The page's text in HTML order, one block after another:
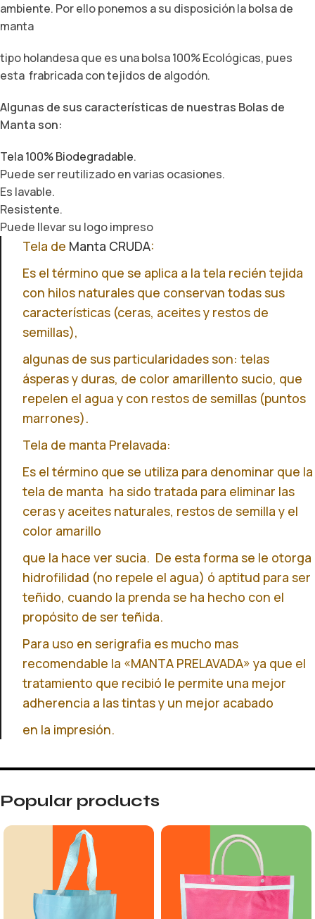
ambiente. Por ello ponemos a su disposición la bolsa de
manta
tipo holandesa que es una bolsa 100% Ecológicas, pues
esta frabricada con tejidos de algodón.
Algunas de sus características de nuestras Bolas de
Manta son:
Tela 100% Biodegradable.
Puede ser reutilizado en varias ocasiones.
Es lavable.
Resistente.
Puede llevar su logo impreso
Tela de Manta CRUDA:
Es el término que se aplica a la tela recién tejida
con hilos naturales que conservan todas sus
características (ceras, aceites y restos de
semillas),
algunas de sus particularidades son: telas
ásperas y duras, de color amarillento sucio, que
repelen el agua y con restos de semillas (puntos
marrones).
Tela de manta Prelavada:
Es el término que se utiliza para denominar que la
tela de manta ha sido tratada para eliminar las
ceras y aceites naturales, restos de semilla y el
color amarillo
que la hace ver sucia. De esta forma se le otorga
hidrofilidad (no repele el agua) ó aptitud para ser
teñido, cuando la prenda se ha hecho con el
propósito de ser teñida.
Para uso en serigrafia es mucho mas
recomendable la «MANTA PRELAVADA» ya que el
tratamiento que recibió le permite una mejor
adherencia a las tintas y un mejor acabado
en la impresión.
Popular products